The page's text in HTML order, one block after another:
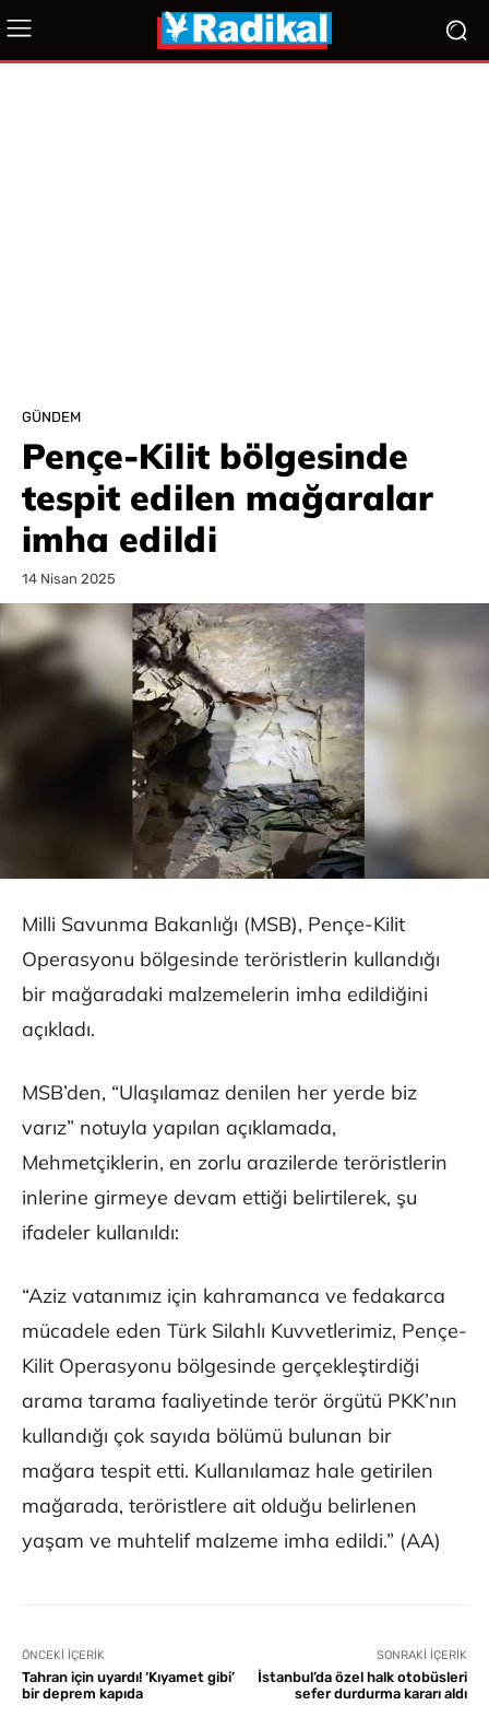
GÜNDEM
Pençe-Kilit bölgesinde
tespit edilen mağaralar
imha edildi
14 Nisan 2025
Milli Savunma Bakanlığı (MSB), Pençe-Kilit
Operasyonu bölgesinde teröristlerin kullandığı
bir mağaradaki malzemelerin imha edildiğini
açıkladı.
MSB’den, “Ulaşılamaz denilen her yerde biz
varız” notuyla yapılan açıklamada,
Mehmetçiklerin, en zorlu arazilerde teröristlerin
inlerine girmeye devam ettiği belirtilerek, şu
ifadeler kullanıldı:
“Aziz vatanımız için kahramanca ve fedakarca
mücadele eden Türk Silahlı Kuvvetlerimiz, Pençe-
Kilit Operasyonu bölgesinde gerçekleştirdiği
arama tarama faaliyetinde terör örgütü PKK’nın
kullandığı çok sayıda bölümü bulunan bir
mağara tespit etti. Kullanılamaz hale getirilen
mağarada, teröristlere ait olduğu belirlenen
yaşam ve muhtelif malzeme imha edildi.” (AA)
ÖNCEKI İÇERIK
Tahran için uyardı! ‘Kıyamet gibi’
bir deprem kapıda
SONRAKI İÇERIK
İstanbul’da özel halk otobüsleri
sefer durdurma kararı aldı